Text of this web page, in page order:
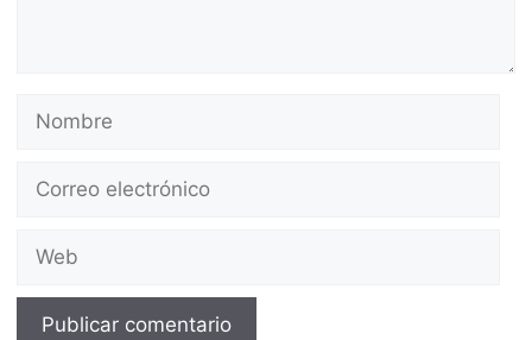
Nombre
Correo
Web